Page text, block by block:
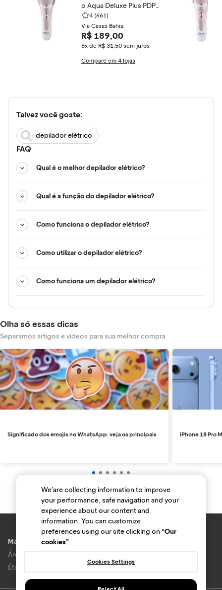
o Aqua Deluxe Plus PDP0
2R Philco
4 (661)
Via Casas Bahia.
R$ 189,00
6x de R$ 31,50 sem juros
Compare em 4 lojas
Talvez você goste:
depilador elétrico
FAQ
Qual é o melhor depilador elétrico?
Qual é a função do depilador elétrico?
Como funciona o depilador elétrico?
Como utilizar o depilador elétrico?
Como funciona um depilador elétrico?
Olha só essas dicas
Separamos artigos e vídeos para sua melhor compra
Significado dos emojis no WhatsApp: veja os principais iPhone 18 Pro
Marcas e lojas
Área do anunciante
Ética e Integridade
We’are collecting information to improve
your performance, safe navigation and your
experience about our content and
information. You can customize
preferences using our site clicking on“Our
cookies”.
Cookies Settings